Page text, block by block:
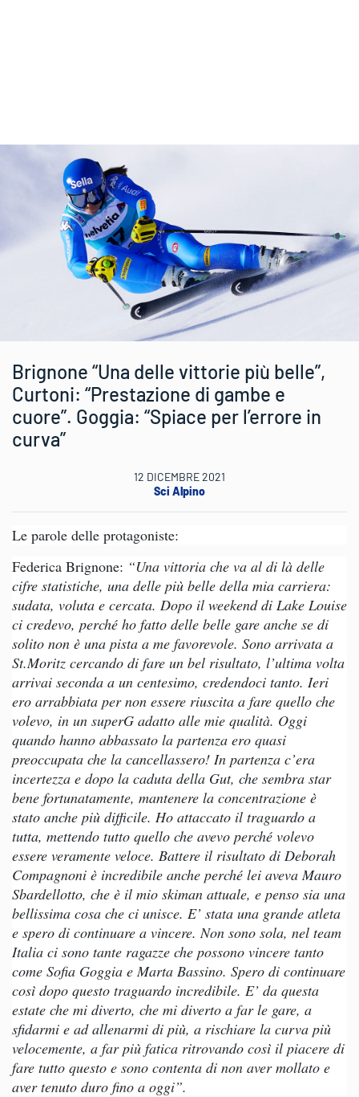
Brignone “Una delle vittorie più belle”,
Curtoni: “Prestazione di gambe e
cuore”. Goggia: “Spiace per l’errore in
curva”
12 DICEMBRE 2021
Sci Alpino
Le parole delle protagoniste:
Federica Brignone: “Una vittoria che va al di là delle
cifre statistiche, una delle più belle della mia carriera:
sudata, voluta e cercata. Dopo il weekend di Lake Louise
ci credevo, perché ho fatto delle belle gare anche se di
solito non è una pista a me favorevole. Sono arrivata a
St.Moritz cercando di fare un bel risultato, l’ultima volta
arrivai seconda a un centesimo, credendoci tanto. Ieri
ero arrabbiata per non essere riuscita a fare quello che
volevo, in un superG adatto alle mie qualità. Oggi
quando hanno abbassato la partenza ero quasi
preoccupata che la cancellassero! In partenza c’era
incertezza e dopo la caduta della Gut, che sembra star
bene fortunatamente, mantenere la concentrazione è
stato anche più difficile. Ho attaccato il traguardo a
tutta, mettendo tutto quello che avevo perché volevo
essere veramente veloce. Battere il risultato di Deborah
Compagnoni è incredibile anche perché lei aveva Mauro
Sbardellotto, che è il mio skiman attuale, e penso sia una
bellissima cosa che ci unisce. E’ stata una grande atleta
e spero di continuare a vincere. Non sono sola, nel team
Italia ci sono tante ragazze che possono vincere tanto
come Sofia Goggia e Marta Bassino. Spero di continuare
così dopo questo traguardo incredibile. E’ da questa
estate che mi diverto, che mi diverto a far le gare, a
sfidarmi e ad allenarmi di più, a rischiare la curva più
velocemente, a far più fatica ritrovando così il piacere di
fare tutto questo e sono contenta di non aver mollato e
aver tenuto duro fino a oggi”.